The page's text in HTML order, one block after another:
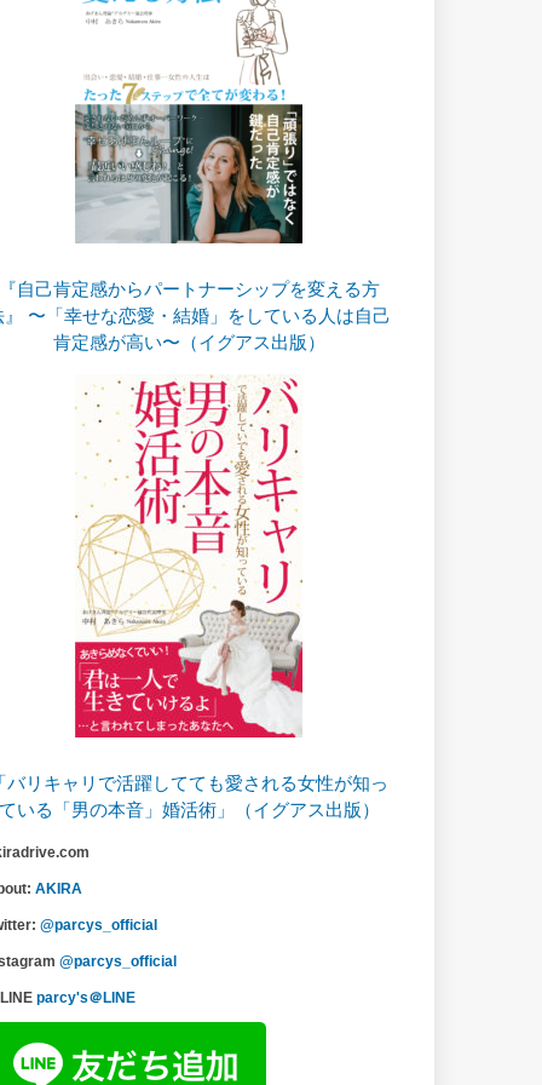
『自己肯定感からパートナーシップを変える方
』 〜「幸せな恋愛・結婚」をしている人は自己
肯定感が高い〜（イグアス出版）
「バリキャリで活躍してても愛される女性が知っ
ている「男の本音」婚活術」（イグアス出版）
AKIRA
@parcys_official
@parcys_official
parcy's＠LINE